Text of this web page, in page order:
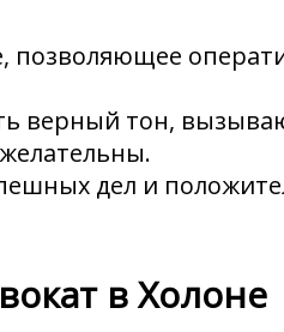
позволяющее
верный тон,
дел и
в Холоне